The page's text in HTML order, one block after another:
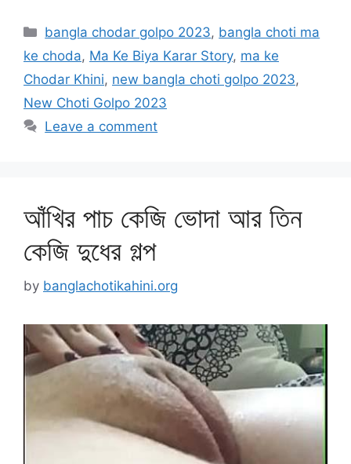
Categories
bangla chodar golpo 2023, bangla choti ma
ke choda, Ma Ke Biya Karar Story, ma ke
Chodar Khini, new bangla choti golpo 2023,
New Choti Golpo 2023
Leave a comment
আঁখির পাচ কেজি ভোদা আর তিন
কেজি দুধের গল্প
by banglachotikahini.org